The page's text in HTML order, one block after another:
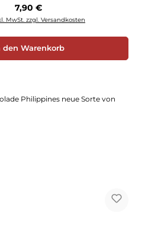
Regulärer Preis:
7,90 €
MwSt. zzgl. Versandkosten
den Warenkorb